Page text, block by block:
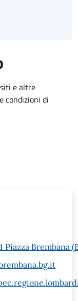
e altre
condizioni di
Piazza Brembana